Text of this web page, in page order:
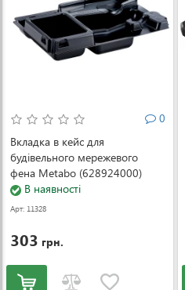
0
Вкладка в кейс для
будівельного мережевого
фена Metabo (628924000)
В наявності
Арт: 11328
303 грн.